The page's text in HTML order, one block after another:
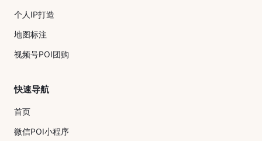
个人IP打造
地图标注
视频号POI团购
快速导航
首页
微信POI小程序